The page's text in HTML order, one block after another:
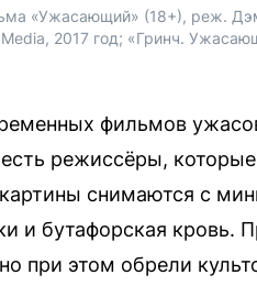
«Ужасающий» (18+), реж.
2017 год; «Гринч.
фильмов
режиссёры,
снимаются с
и бутафорская кровь.
при этом обрели